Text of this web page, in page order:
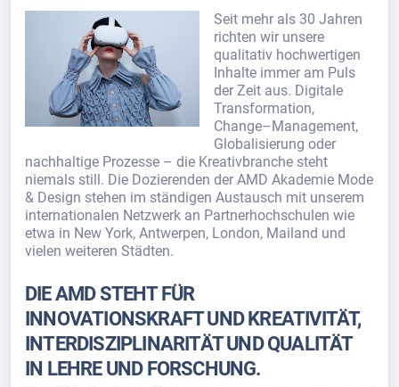
Seit mehr als 30 Jahren
richten wir unsere
qualitativ hochwertigen
Inhalte immer am Puls
der Zeit aus. Digitale
Transformation,
Change–Management,
Globalisierung oder
nachhaltige Prozesse – die Kreativbranche steht
niemals still. Die Dozierenden der AMD Akademie Mode
& Design stehen im ständigen Austausch mit unserem
internationalen Netzwerk an Partnerhochschulen wie
etwa in New York, Antwerpen, London, Mailand und
vielen weiteren Städten.
DIE AMD STEHT FÜR
INNOVATIONSKRAFT UND KREATIVITÄT,
INTERDISZIPLINARITÄT UND QUALITÄT
IN LEHRE UND FORSCHUNG.